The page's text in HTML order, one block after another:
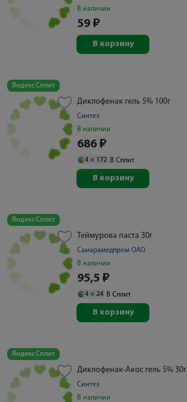
В наличии
59 ₽
В корзину
Яндекс Сплит
Диклофенак гель 5% 100г
Синтез
В наличии
686 ₽
4 × 172 В Сплит
В корзину
Яндекс Сплит
Теймурова паста 30г
Самарамедпром ОАО
В наличии
95,5 ₽
4 × 24 В Сплит
В корзину
Яндекс Сплит
Диклофенак-Акос гель 5% 30г
Синтез
В наличии